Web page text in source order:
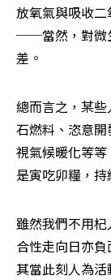
放氧氣與吸收
──當然，對微
差。
總而言之，某
石燃料、恣意
視氣候暖化等
是寅吃卯糧，
雖然我們不用
合性走向日亦
其當此刻人為